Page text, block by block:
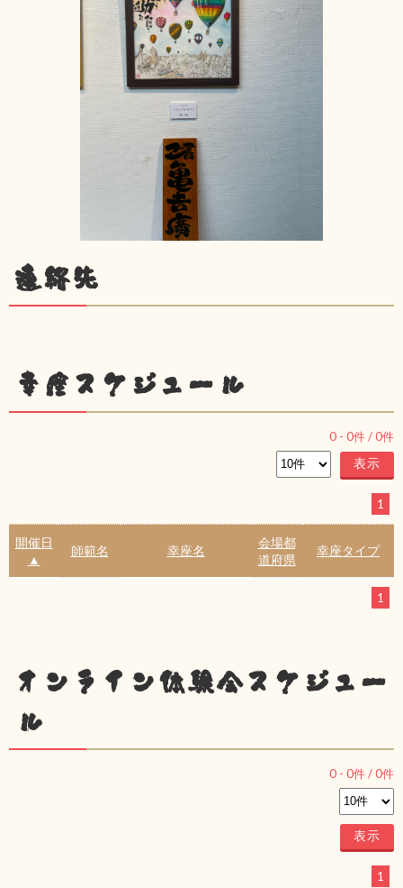
連絡先
幸座スケジュール
0 - 0件 /0件
1
開催日
▲
師範名 幸座名
会場都
道府県
幸座タイプ
1
オンライン体験会スケジュー
ル
0 - 0件 /0件
1